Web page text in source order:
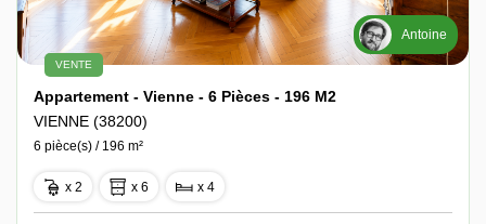
Antoine
VENTE
Appartement - Vienne - 6 Pièces - 196 M2
VIENNE (38200)
6 pièce(s) / 196 m²
x 2 x 6 x 4